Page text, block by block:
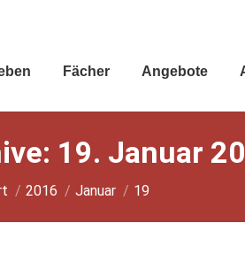
Fächer Ange­bo­te
19. Januar
sich hier:
2016 Januar 19